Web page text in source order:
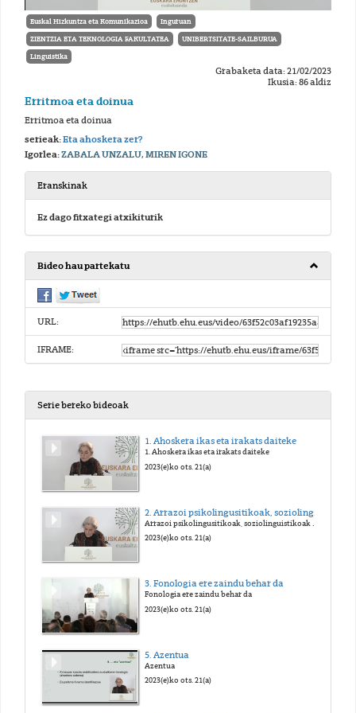
Euskal Hizkuntza eta Komunikazioa Inguruan
ZIENTZIA ETA TEKNOLOGIA FAKULTATEA UNIBERTSITATE-SAILBURUA
Linguistika
Grabaketa data: 21/02/2023
Ikusia: 86 aldiz
Erritmoa eta doinua
Erritmoa eta doinua
serieak:Eta ahoskera zer?
Igorlea:ZABALA UNZALU, MIREN IGONE
Eranskinak
Ez dago fitxategi atxikiturik
Bideo hau partekatu
URL:
IFRAME:
Serie bereko bideoak
1. Ahoskera ikas eta irakats daiteke
1. Ahoskera ikas eta irakats daiteke
2023(e)ko ots. 21(a)
Arrazoi psikolingusitikoak, soziolinguistikoak eta linguistikoak
2023(e)ko ots. 21(a)
3. Fonologia ere zaindu behar da
Fonologia ere zaindu behar da
2023(e)ko ots. 21(a)
5. Azentua
Azentua
2023(e)ko ots. 21(a)